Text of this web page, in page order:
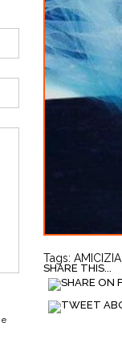
Tags: AMICIZIA,
SHARE THIS...